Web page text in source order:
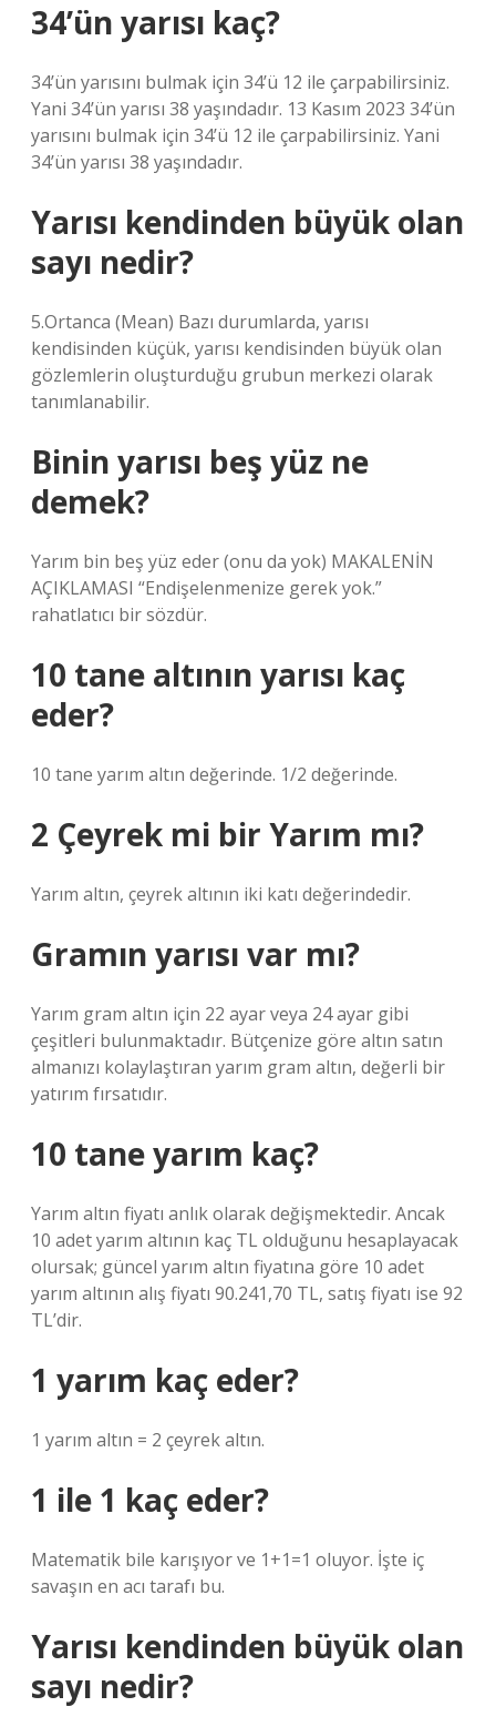
34’ün yarısı kaç?
34’ün yarısını bulmak için 34’ü 12 ile çarpabilirsiniz.
Yani 34’ün yarısı 38 yaşındadır. 13 Kasım 2023 34’ün
yarısını bulmak için 34’ü 12 ile çarpabilirsiniz. Yani
34’ün yarısı 38 yaşındadır.
Yarısı kendinden büyük olan
sayı nedir?
5.Ortanca (Mean) Bazı durumlarda, yarısı
kendisinden küçük, yarısı kendisinden büyük olan
gözlemlerin oluşturduğu grubun merkezi olarak
tanımlanabilir.
Binin yarısı beş yüz ne
demek?
Yarım bin beş yüz eder (onu da yok) MAKALENİN
AÇIKLAMASI “Endişelenmenize gerek yok.”
rahatlatıcı bir sözdür.
10 tane altının yarısı kaç
eder?
10 tane yarım altın değerinde. 1/2 değerinde.
2 Çeyrek mi bir Yarım mı?
Yarım altın, çeyrek altının iki katı değerindedir.
Gramın yarısı var mı?
Yarım gram altın için 22 ayar veya 24 ayar gibi
çeşitleri bulunmaktadır. Bütçenize göre altın satın
almanızı kolaylaştıran yarım gram altın, değerli bir
yatırım fırsatıdır.
10 tane yarım kaç?
Yarım altın fiyatı anlık olarak değişmektedir. Ancak
10 adet yarım altının kaç TL olduğunu hesaplayacak
olursak; güncel yarım altın fiyatına göre 10 adet
yarım altının alış fiyatı 90.241,70 TL, satış fiyatı ise 92
TL’dir.
1 yarım kaç eder?
1 yarım altın = 2 çeyrek altın.
1 ile 1 kaç eder?
Matematik bile karışıyor ve 1+1=1 oluyor. İşte iç
savaşın en acı tarafı bu.
Yarısı kendinden büyük olan
sayı nedir?